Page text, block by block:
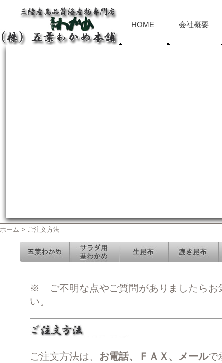
HOME 会社概要
ホーム > ご注文方法
※ ご不明な点やご質問がありましたらお
い。
ご注文方法は、 お電話、ＦＡＸ、メールで